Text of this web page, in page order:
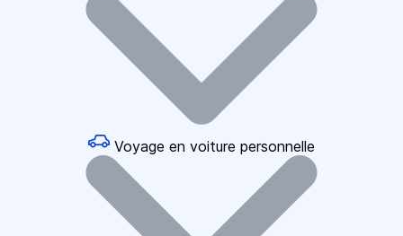
Voyage en voiture personnelle